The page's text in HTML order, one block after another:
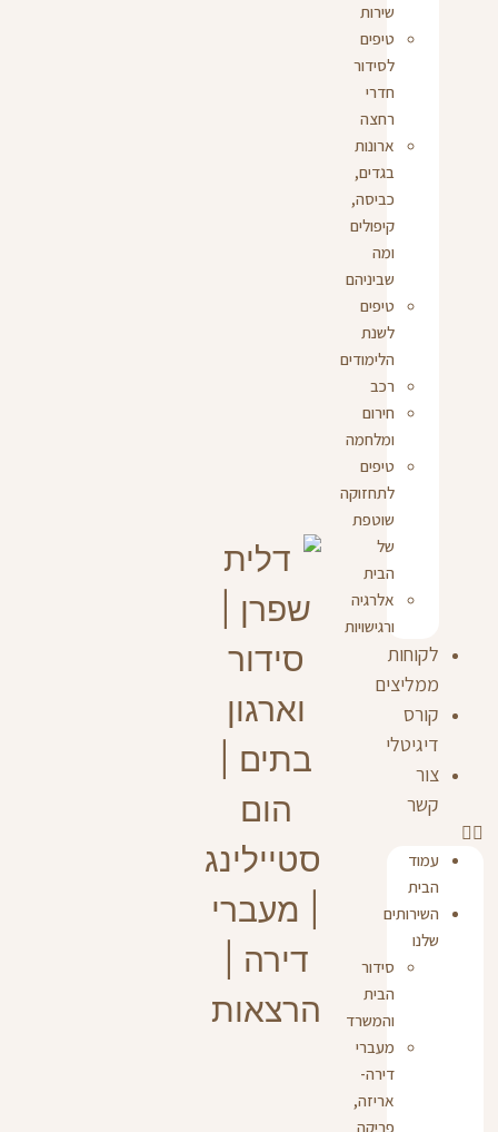
שירות
טיפים
לסידור
חדרי
רחצה
ארונות
בגדים,
כביסה,
קיפולים
ומה
שביניהם
טיפים
לשנת
הלימודים
רכב
חירום
ומלחמה
טיפים
לתחזוקה
שוטפת
של
הבית
אלרגיה
ורגישויות
לקוחות
ממליצים
קורס
דיגיטלי
צור
קשר
עמוד
הבית
השירותים
שלנו
סידור
הבית
והמשרד
מעברי
דירה-
אריזה,
פריקה